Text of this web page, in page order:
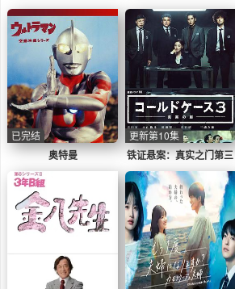
奥特曼
已完结
铁证悬案：真实之门第三
季
更新第10集